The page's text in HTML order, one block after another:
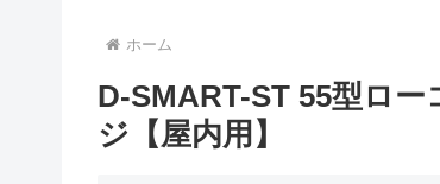
ホーム
D-SMART-ST 55型ロ
ジ【屋内用】